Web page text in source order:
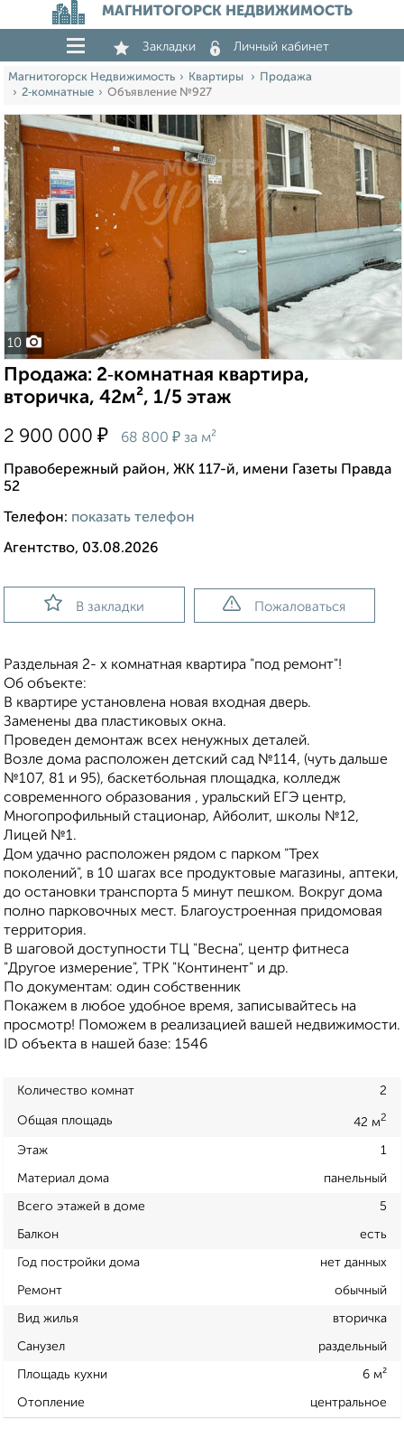
МАГНИТОГОРСК НЕДВИЖИМОСТЬ
Закладки Личный кабинет
Магнитогорск Недвижимость Квартиры
Продажа
2‑комнатные
Объявление №927
10
Продажа: 2‑комнатная квартира,
вторичка, 42м², 1/5 этаж
2 900 000 ₽ 68 800 ₽ за м²
Правобережный район, ЖК 117-й, имени Газеты Правда
52
Телефон: показать телефон
Агентство, 03.08.2026
В закладки Пожаловаться
Раздельная 2- х комнатная квартира "под ремонт"!
Об объекте:
В квартире установлена новая входная дверь.
Заменены два пластиковых окна.
Проведен демонтаж всех ненужных деталей.
Возле дома расположен детский сад №114, (чуть дальше
№107, 81 и 95), баскетбольная площадка, колледж
современного образования , уральский ЕГЭ центр,
Многопрофильный стационар, Айболит, школы №12,
Лицей №1.
Дом удачно расположен рядом с парком "Трех
поколений", в 10 шагах все продуктовые магазины, аптеки,
до остановки транспорта 5 минут пешком. Вокруг дома
полно парковочных мест. Благоустроенная придомовая
территория.
В шаговой доступности ТЦ "Весна", центр фитнеса
"Другое измерение", ТРК "Континент" и др.
По документам: один собственник
Покажем в любое удобное время, записывайтесь на
просмотр! Поможем в реализацией вашей недвижимости.
ID объекта в нашей базе: 1546
Количество комнат 2
Общая площадь 42 м2
Этаж 1
Материал дома панельный
Всего этажей в доме 5
Балкон есть
Год постройки дома нет данных
Ремонт обычный
Вид жилья вторичка
Санузел раздельный
Площадь кухни 6 м²
Отопление центральное